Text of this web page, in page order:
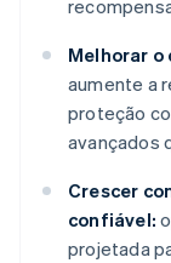
Melhorar o
aumente a
proteção
avançados
Crescer
confiável:
projetada